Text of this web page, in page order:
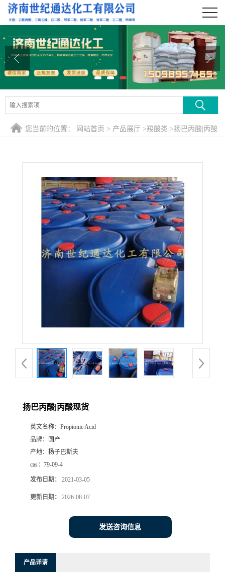
公司首页
公司介绍
产品展厅
证书荣誉
您当前的位置： 网站首页 > 产品展厅 >羧酸类 >扬巴丙酸|丙酸
扬巴丙酸|丙酸现货
英文名称： Propionic Acid
品牌：
国产
产地： 扬子巴斯夫
cas： 79-09-4
发布日期： 2021-03-05
更新日期： 2026-08-07
发送咨询信息
产品详请